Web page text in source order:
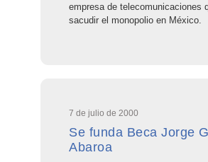
empresa de telecomunicaciones
sacudir el monopolio en México.
7 de julio de 2000
Se funda Beca Jorge
Abaroa